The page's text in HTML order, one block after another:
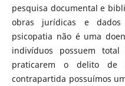
pesquisa documental e
obras jurídicas e dados
psicopatia não é uma
indivíduos possuem
praticarem o delito de
contrapartida possuímos